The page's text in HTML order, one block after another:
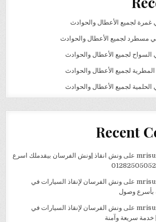
لجميع الأعطال والحوادث
مسطرد لجميع الأعطال والحوادث
لجميع الأعطال والحوادث
لجميع الأعطال والحوادث
لجميع الأعطال والحوادث
Recent
على ونش انقاذ |ونش الفرسان بيقدملك اسرع
على ونش الفرسان لإنقاذ السيارات في
على ونش الفرسان لإنقاذ السيارات في